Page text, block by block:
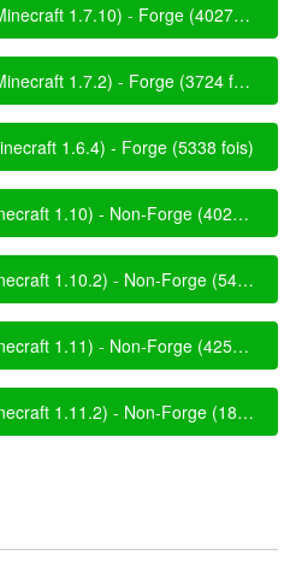
1.7.10) - Forge (40275 fois)
1.7.2) - Forge (3724 fois)
1.6.4) - Forge (5338 fois)
1.10) - Non-Forge (4027 fois)
1.10.2) - Non-Forge (5434 fois)
1.11) - Non-Forge (4250 fois)
1.11.2) - Non-Forge (18063 fois)